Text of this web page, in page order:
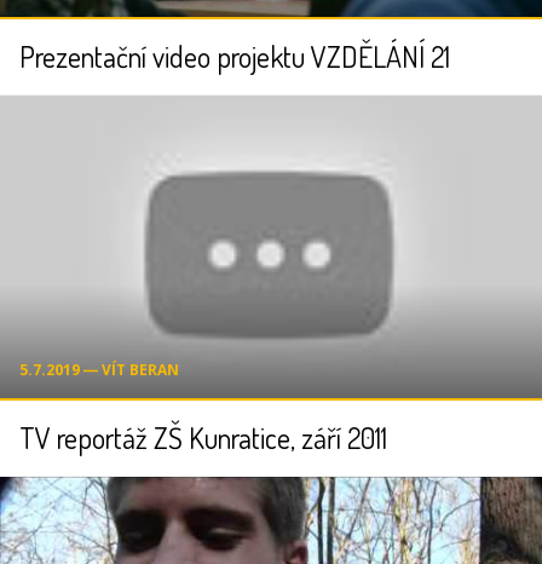
Prezentační video projektu VZDĚLÁNÍ 21
5.7.2019 ― VÍT BERAN
TV reportáž ZŠ Kunratice, září 2011